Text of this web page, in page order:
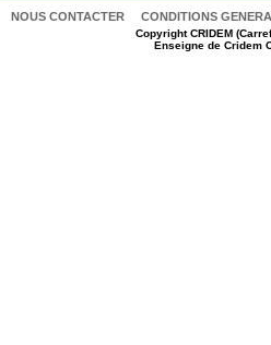
NOUS CONTACTER CONDITIONS
CopyrightCRIDEM
Enseigne de Cridem